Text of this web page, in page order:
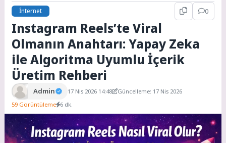
İnternet
0
Instagram Reels’te Viral
Olmanın Anahtarı: Yapay Zeka
ile Algoritma Uyumlu İçerik
Üretim Rehberi
Admin 17 Nis 2026 14:48
Güncelleme: 17 Nis 2026
59 Görüntüleme 6 dk.